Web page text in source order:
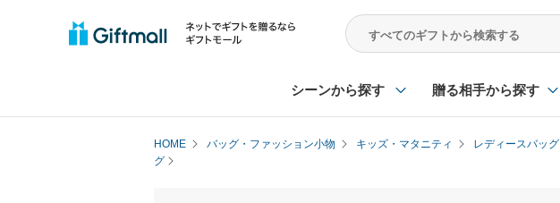
シーンから探す 贈る相手から探す
HOME バッグ・ファッション小物 キッズ・マタニティ レディースバッグ
グ